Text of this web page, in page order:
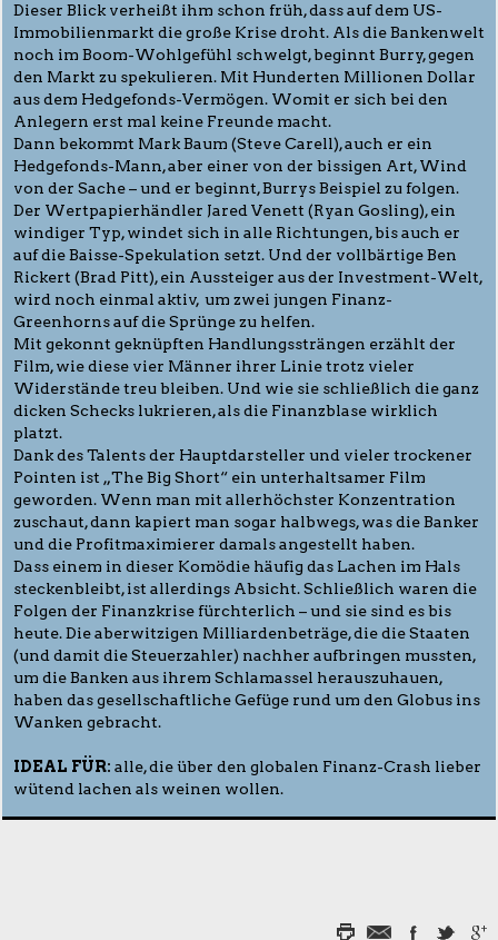
Dieser Blick verheißt ihm schon früh, dass auf dem US-
Immobilienmarkt die große Krise droht. Als die Bankenwelt
noch im Boom-Wohlgefühl schwelgt, beginnt Burry, gegen
den Markt zu spekulieren. Mit Hunderten Millionen Dollar
aus dem Hedgefonds-Vermögen. Womit er sich bei den
Anlegern erst mal keine Freunde macht.
Dann bekommt Mark Baum (Steve Carell), auch er ein
Hedgefonds-Mann, aber einer von der bissigen Art, Wind
von der Sache – und er beginnt, Burrys Beispiel zu folgen.
Der Wertpapierhändler Jared Venett (Ryan Gosling), ein
windiger Typ, windet sich in alle Richtungen, bis auch er
auf die Baisse-Spekulation setzt. Und der vollbärtige Ben
Rickert (Brad Pitt), ein Aussteiger aus der Investment-Welt,
wird noch einmal aktiv, um zwei jungen Finanz-
Greenhorns auf die Sprünge zu helfen.
Mit gekonnt geknüpften Handlungssträngen erzählt der
Film, wie diese vier Männer ihrer Linie trotz vieler
Widerstände treu bleiben. Und wie sie schließlich die ganz
dicken Schecks lukrieren, als die Finanzblase wirklich
platzt.
Dank des Talents der Hauptdarsteller und vieler trockener
Pointen ist „The Big Short“ ein unterhaltsamer Film
geworden. Wenn man mit allerhöchster Konzentration
zuschaut, dann kapiert man sogar halbwegs, was die Banker
und die Profitmaximierer damals angestellt haben.
Dass einem in dieser Komödie häufig das Lachen im Hals
steckenbleibt, ist allerdings Absicht. Schließlich waren die
Folgen der Finanzkrise fürchterlich – und sie sind es bis
heute. Die aberwitzigen Milliardenbeträge, die die Staaten
(und damit die Steuerzahler) nachher aufbringen mussten,
um die Banken aus ihrem Schlamassel herauszuhauen,
haben das gesellschaftliche Gefüge rund um den Globus ins
Wanken gebracht.
IDEAL FÜR: alle, die über den globalen Finanz-Crash lieber
wütend lachen als weinen wollen.